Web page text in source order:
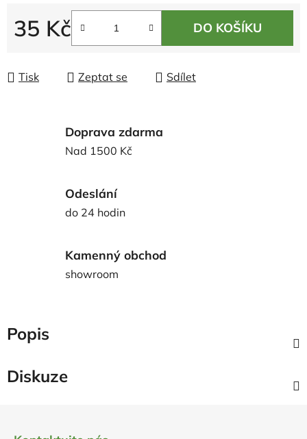
35 Kč
Měrná cena:
DO KOŠÍKU
Tisk Zeptat se Sdílet
Doprava zdarma
Nad 1500 Kč
Odeslání
do 24 hodin
Kamenný obchod
showroom
Popis
Diskuze